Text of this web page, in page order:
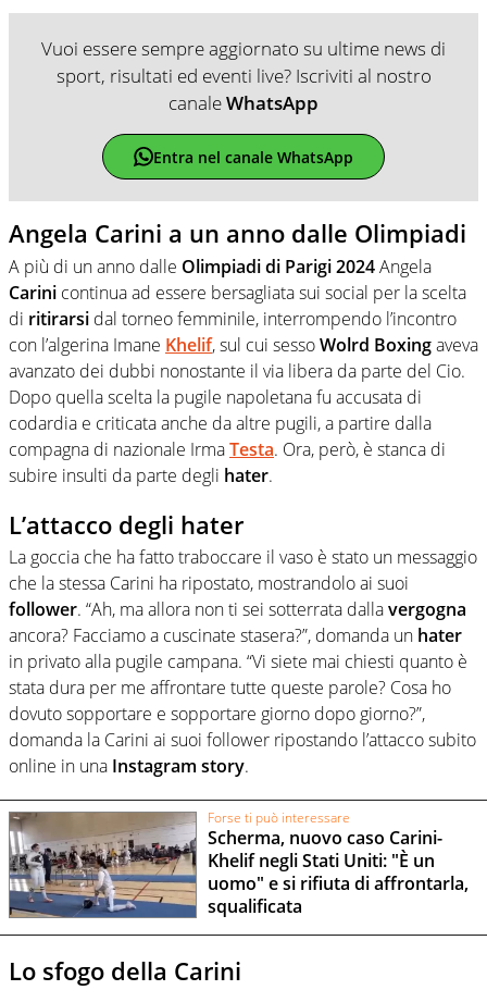
Vuoi essere sempre aggiornato su ultime news di
sport, risultati ed eventi live? Iscriviti al nostro
canaleWhatsApp
Entra nel canale WhatsApp
Angela Carini a un anno dalle Olimpiadi
A più di un anno dalle Olimpiadi di Parigi 2024Angela
Carini continua ad essere bersagliata sui social per la scelta
di ritirarsi dal torneo femminile, interrompendo l’incontro
con l’algerina Imane Khelif, sul cui sessoWolrd Boxingaveva
avanzato dei dubbi nonostante il via libera da parte del Cio.
Dopo quella scelta la pugile napoletana fu accusata di
codardia e criticata anche da altre pugili, a partire dalla
compagna di nazionale IrmaTesta. Ora, però, è stanca di
subire insulti da parte degli hater.
L’attacco degli hater
La goccia che ha fatto traboccare il vaso è stato un messaggio
che la stessa Carini ha ripostato, mostrandolo ai suoi
follower. “Ah, ma allora non ti sei sotterrata dallavergogna
ancora? Facciamo a cuscinate stasera?”, domanda un hater
in privato alla pugile campana. “Vi siete mai chiesti quanto è
stata dura per me affrontare tutte queste parole? Cosa ho
dovuto sopportare e sopportare giorno dopo giorno?”,
domanda la Carini ai suoi follower ripostando l’attacco subito
online in una Instagram story.
Forse ti può interessare
Scherma, nuovo caso Carini-
Khelif negli Stati Uniti: "È un
uomo" e si rifiuta di affrontarla,
squalificata
Lo sfogo della Carini